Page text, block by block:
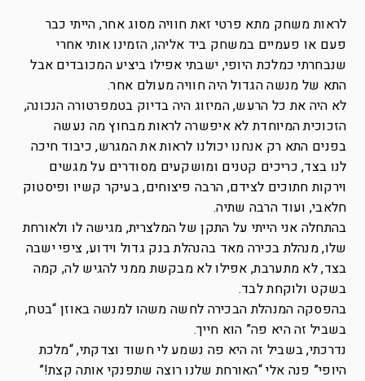
לראות משחק מתא פרטי זאת חוויה מסוג אחר, הייתי כבר
פעם או פעמיים במשחק ביד אליהו, הזמינו אותי אחרי
שנבחרתי כמלכת היופי, ישבתי אפילו ביציע המכובדים אבל
התא של מנשה הגדול היה חוויה מעולם אחר.
לא היה את כל הרעש, המיזוג היה בדיוק בטמפרטורה הנכונה,
הזכוכית המיוחדת לא איפשרה לראות מבחוץ מה נעשה
בפנים התא רק אנחנו יכולנו לראות את המגרש, כיבוד חיכה
לנו בצד, כריכים קטנים ומושקעים מסודרים על מגשים
וירקות חתוכים לצידם, הרבה פיצוחים, בעיקר קשיו ופיסטוק
חלאבי, ועוד הרבה שתיה.
בהתחלה אני הייתי על התקן של המלצרית, מגישה לו ולאורחת
שלו, מנהלת בכירה מאד בהנהלת בנק גדול וידוע, ציפי ישבה
בצד, לא מתערבת, אפילו לא מבקשת ממני להגיש לה, קמה
בשקט ולוקחת לבד.
בהפסקה המנהלת הבכירה לחשה משהו למנשה באוזן “בטח,
בשביל זה היא פה” הוא חייך.
נדרכתי, בשביל זה היא פה נשמע לי חשוד וצדקתי, “מלכת
היופי” פנה אלי “האורחת שלנו רוצה שתפנקי אותה קצת!”